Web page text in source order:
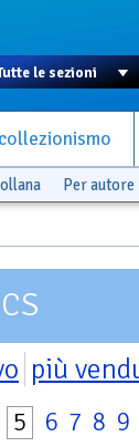
Per autore
più
5 6 7 8 9